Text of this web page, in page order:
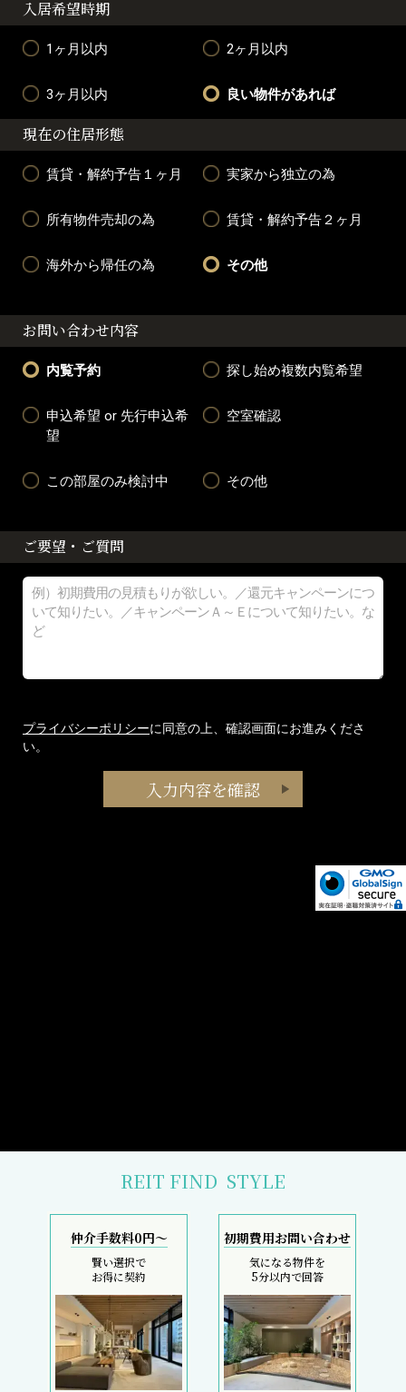
入居希望時期
1ヶ月以内 2ヶ月以内
3ヶ月以内 良い物件があれば
現在の住居形態
賃貸・解約予告１ヶ月 実家から独立の為
所有物件売却の為 賃貸・解約予告２ヶ月
海外から帰任の為 その他
お問い合わせ内容
内覧予約 探し始め複数内覧希望
申込希望 or 先行申込希
望
空室確認
この部屋のみ検討中 その他
ご要望・ご質問
プライバシーポリシーに同意の上、確認画面にお進みくださ
い。
REIT FIND STYLE
仲介手数料0円～
賢い選択で
お得に契約
初期費用お問い合わせ
気になる物件を
5分以内で回答